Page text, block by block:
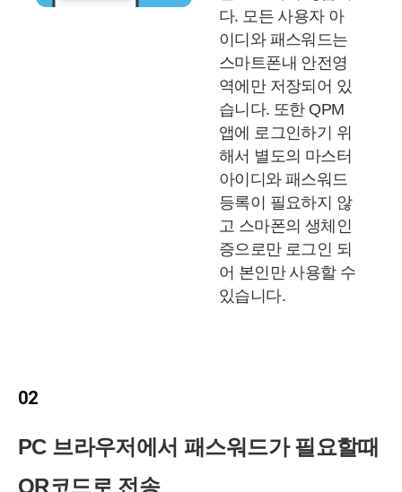
다. 모든 사용자 아
이디와 패스워드는
스마트폰내 안전영
역에만 저장되어 있
습니다. 또한 QPM
앱에 로그인하기 위
해서 별도의 마스터
아이디와 패스워드
등록이 필요하지 않
고 스마폰의 생체인
증으로만 로그인 되
어 본인만 사용할 수
있습니다.
02
PC 브라우저에서 패스워드가 필요할때
QR코드로 전송